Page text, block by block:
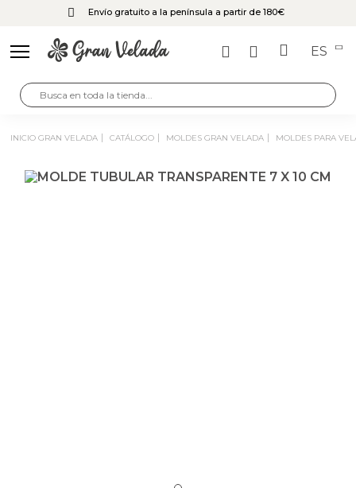
Envío gratuito a la península a partir de 180€
ES
INICIO GRAN VELADA CATÁLOGO MOLDES GRAN VELADA MOLDES PARA